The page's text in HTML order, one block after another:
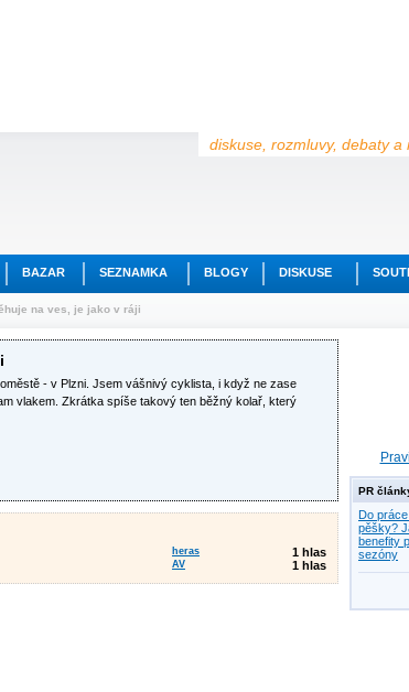
diskuse, rozmluvy, debaty a
BAZAR SEZNAMKA BLOGY DISKUSE
na ves, je jako v ráji
- v Plzni. Jsem vášnivý cyklista, i když ne zase
vlakem. Zkrátka spíše takový ten běžný kolař, který
heras
1 hlas
AV 1 hlas
PR
Do
pěšky?
benefity
sezóny